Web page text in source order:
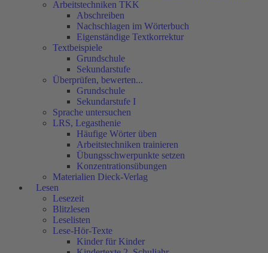
Arbeitstechniken TKK
Abschreiben
Nachschlagen im Wörterbuch
Eigenständige Textkorrektur
Textbeispiele
Grundschule
Sekundarstufe
Überprüfen, bewerten...
Grundschule
Sekundarstufe I
Sprache untersuchen
LRS, Legasthenie
Häufige Wörter üben
Arbeitstechniken trainieren
Übungsschwerpunkte setzen
Konzentrationsübungen
Materialien Dieck-Verlag
Lesen
Lesezeit
Blitzlesen
Leselisten
Lese-Hör-Texte
Kinder für Kinder